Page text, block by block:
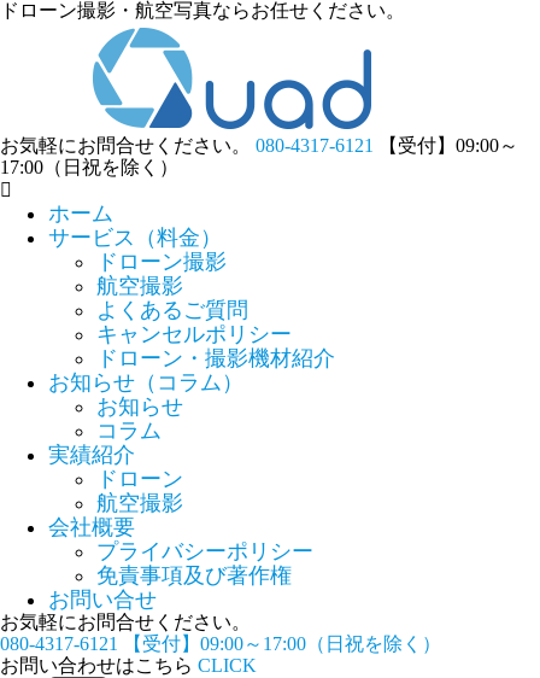
ドローン撮影・航空写真ならお任せください。
お気軽にお問合せください。 080-4317-6121
【受付】09:00～
17:00（日祝を除く）
ホーム
サービス（料金）
ドローン撮影
航空撮影
よくあるご質問
キャンセルポリシー
ドローン・撮影機材紹介
お知らせ（コラム）
お知らせ
コラム
実績紹介
ドローン
航空撮影
会社概要
プライバシーポリシー
免責事項及び著作権
お問い合せ
お気軽にお問合せください。
080-4317-6121
【受付】09:00～17:00（日祝を除く）
お問い合わせはこちら CLICK